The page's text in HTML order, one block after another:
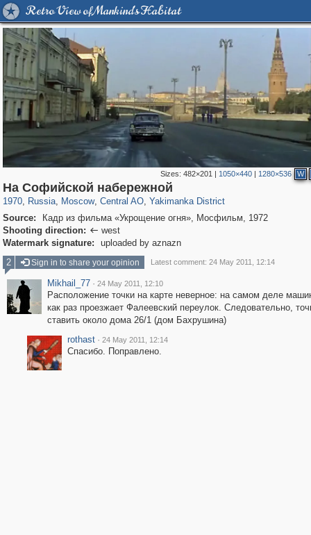
Retro View of Mankind's Habitat
Sizes:482×201 | 1050×440 | 1280×536 W
На Софийской набережной
1970, Russia
1,407,050 29,248
, Moscow
319,878 8,286
, Central AO
160,019 5,916
, Yakimanka District
13,378
Source:
Кадр из фильма «Укрощение огня», Мосфильм, 1972
Shooting direction:  west
Watermark signature:
uploaded by aznazn
2
Sign in to share your opinion Latest comment: 24 May 2011, 12:14
Mikhail_77 · 24 May 2011, 12:10
Расположение точки на карте неверное: на самом деле
как раз проезжает Фалеевский переулок. Следовательно,
ставить около дома 26/1 (дом Бахрушина)
rothast · 24 May 2011, 12:14
Спасибо. Поправлено.